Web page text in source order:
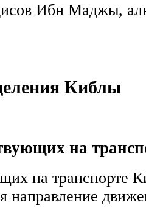
Ибн Маджы,
Киблы
на
на транспорте
направление